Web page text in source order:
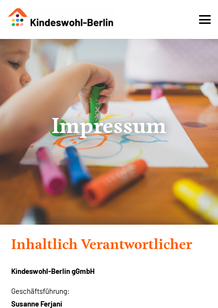
Impressum
Inhaltlich Verantwortlicher
Kindeswohl-Berlin gGmbH
Geschäftsführung:
Susanne Ferjani